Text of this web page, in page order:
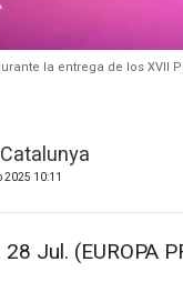
la entrega de los XVII
2025 10:11
28 Jul. (EUROPA